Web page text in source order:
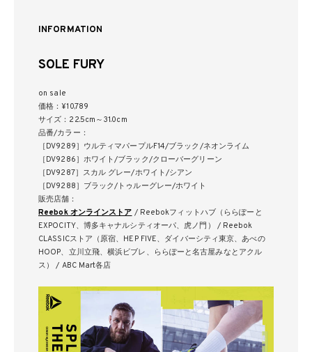
INFORMATION
SOLE FURY
on sale
価格：¥10,789
サイズ：22.5cm～31.0cm
品番/カラー：
［DV9289］ウルティマパープルF14/ブラック/ネオンライム
［DV9286］ホワイト/ブラック/クローバーグリーン
［DV9287］スカル グレー/ホワイト/シアン
［DV9288］ブラック/トゥルーグレー/ホワイト
販売店舗：
Reebok オンラインストア / Reebokフィットハブ（ららぽーと
EXPOCITY、博多キャナルシティオーパ、虎ノ門） / Reebok
CLASSICストア（原宿、HEP FIVE、ダイバーシティ東京、あべの
HOOP、⽴川⽴⾶、横浜ビブレ、ららぽーと名古屋みなとアクル
ス） / ABC Mart各店